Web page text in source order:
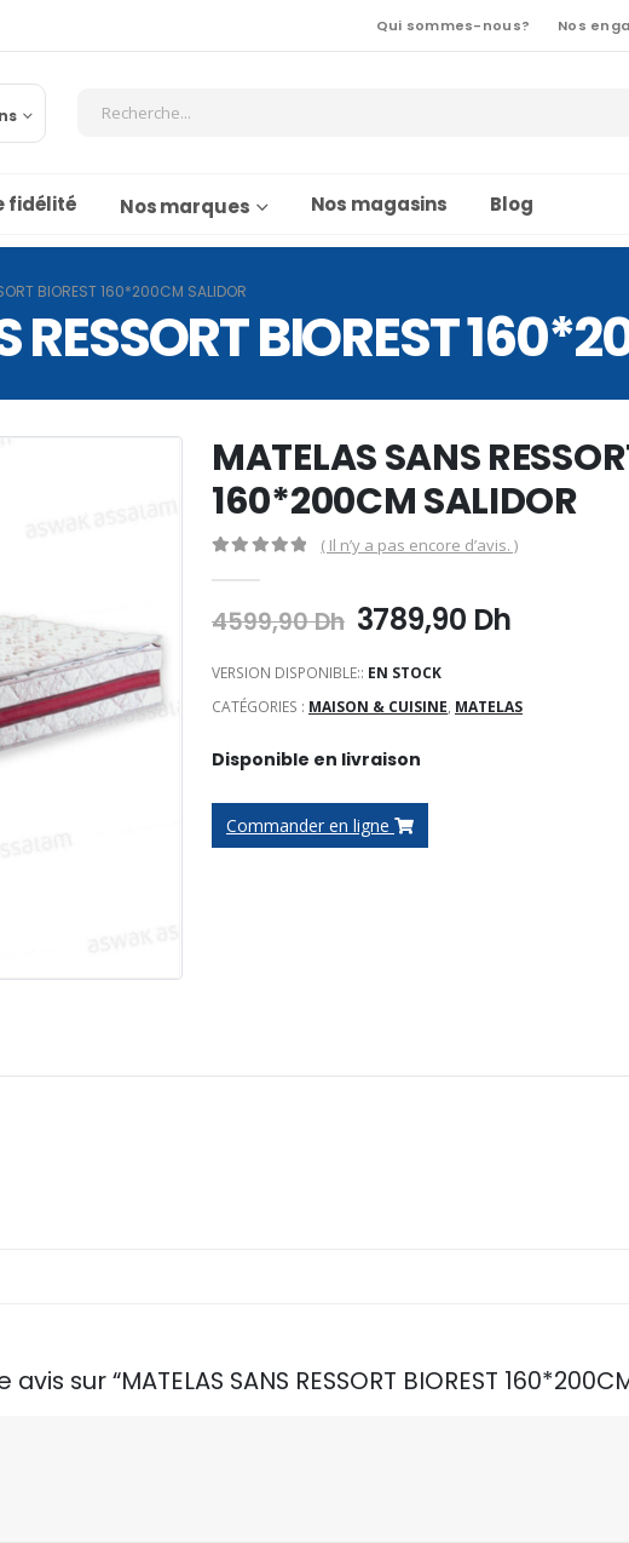
Qui sommes-nous? Nos
fidélité Nos marques Nos magasins Blog
BIOREST 160*200CM SALIDOR
RESSORT BIOREST
MATELAS SANS
160*200CM SALIDOR
( Il n’y a pas encore d’avis. )
4599,90Dh Le
initial
était :
3789,90 DhLe
est :
VERSION DISPONIBLE:: EN STOCK
CATÉGORIES : MAISON & CUISINE, MATELAS
Disponible en livraison
Commander en ligne
sur “MATELAS SANS RESSORT BIOREST